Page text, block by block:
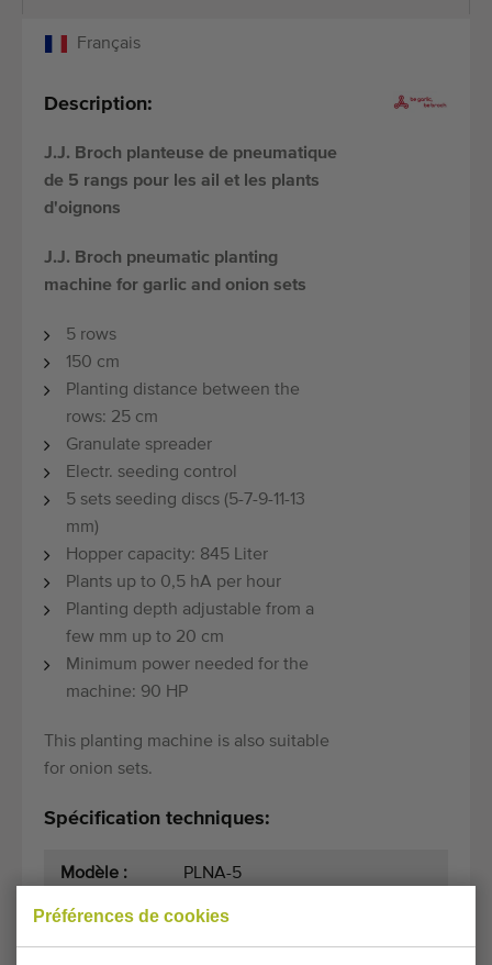
Préférences de cookies
Français
Description:
J.J. Broch planteuse de pneumatique
de 5 rangs pour les ail et les plants
d'oignons
J.J. Broch pneumatic planting
machine for garlic and onion sets
5 rows
150 cm
Planting distance between the
rows: 25 cm
Granulate spreader
Electr. seeding control
5 sets seeding discs (5-7-9-11-13
mm)
Hopper capacity: 845 Liter
Plants up to 0,5 hA per hour
Planting depth adjustable from a
few mm up to 20 cm
Minimum power needed for the
machine: 90 HP
This planting machine is also suitable
for onion sets.
Spécification techniques:
Modèle : PLNA-5
Année : 2018